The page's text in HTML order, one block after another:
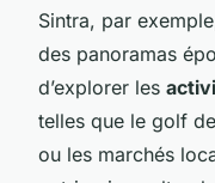
Sintra, par
des panoramas
d’explorer les
telles que le golf
ou les marchés